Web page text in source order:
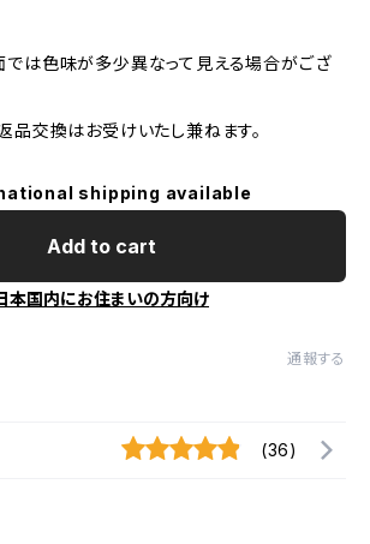
では色味が多少異なって見える場合がござ
品交換はお受けいたし兼ねます。
shipping available
Add to cart
本国内にお住まいの方向け
通報する
(36)